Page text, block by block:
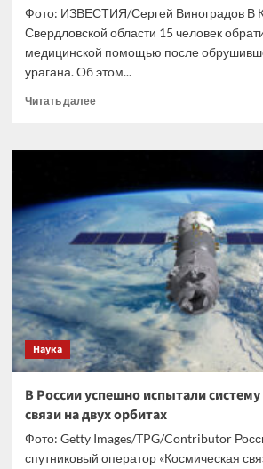
Фото: ИЗВЕСТИЯ/Сергей Виноградов В
Свердловской области 15 человек
медицинской помощью после
урагана. Об этом...
Читать далееПрочитать
В
человек
обратились
за
медпомощью
после
урагана
Наука
В России успешно испытали
связи на двух орбитах
Фото: Getty Images/TPG/Contributor
спутниковый оператор «Космическая